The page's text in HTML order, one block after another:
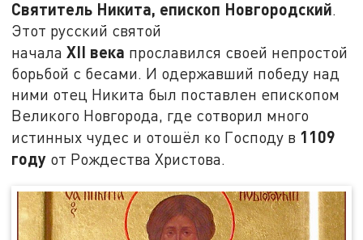
Святитель Никита, епископ Новгородский.
Этот русский святой
началаXII века прославился своей непростой
борьбой с бесами. И одержавший победу над
ними отец Никита был поставлен епископом
Великого Новгорода, где сотворил много
истинных чудес и отошёл ко Господу в 1109
году от Рождества Христова.